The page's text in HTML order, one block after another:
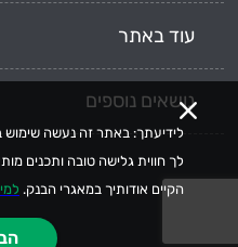
לך חווית גלישה טובה ותכנים
הקיים אודותיך במאגרי הבנק.
עוד באתר
נושאים נוספים